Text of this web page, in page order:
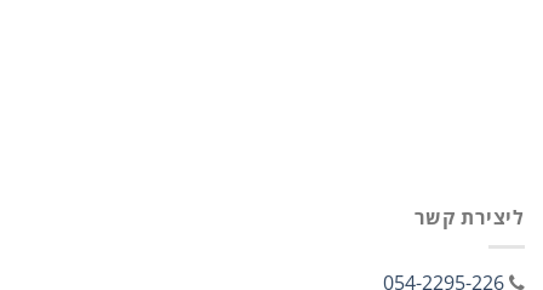
ליצירת קשר
054-2295-226